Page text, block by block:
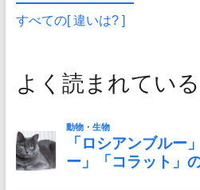
すべての[ 違いは? ]
よく読まれている